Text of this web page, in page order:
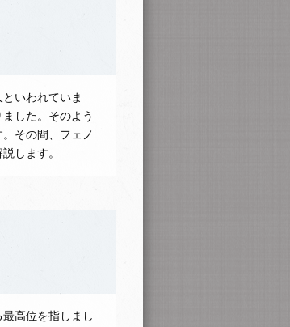
いわれていま
した。そのよう
その間、フェノ
します。
高位を指しまし